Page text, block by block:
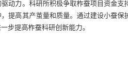
动力。科研所积极争取柞蚕项目资金
提高其产茧量和质量。通过建设小蚕保
步提高柞蚕科研创新能力。